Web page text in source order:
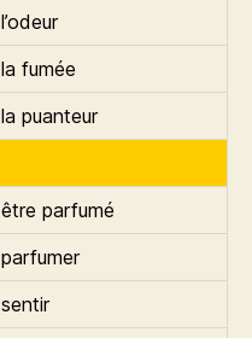
l’odeur
la fumée
la puanteur
être parfumé
parfumer
sentir